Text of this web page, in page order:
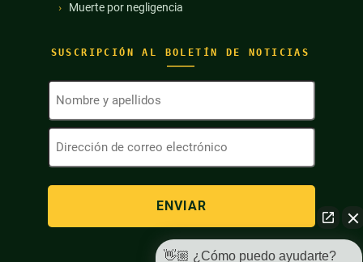
SUSCRIPCIÓN AL BOLETÍN DE NOTICIAS
apellidos
de
correo
Muerte por negligencia
👋🏼 ¿Cómo puedo ayudarte?